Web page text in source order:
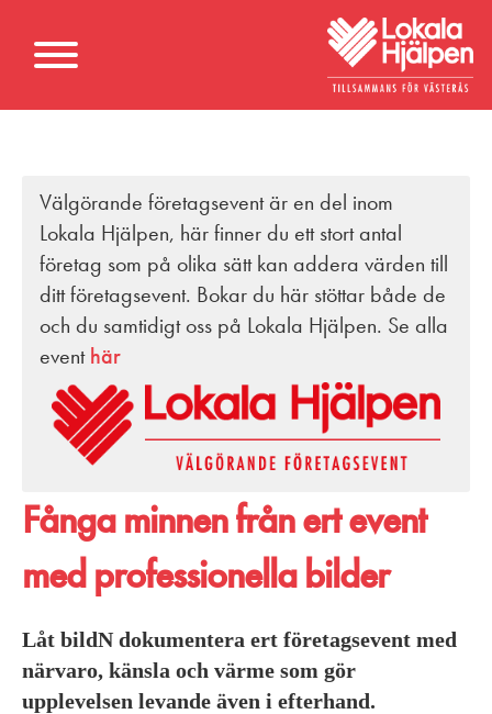
Välgörande företagsevent är en del inom
Lokala Hjälpen, här finner du ett stort antal
företag som på olika sätt kan addera värden till
ditt företagsevent. Bokar du här stöttar både de
och du samtidigt oss på Lokala Hjälpen. Se alla
event här
Fånga minnen från ert event
med professionella bilder
Låt bildN dokumentera ert företagsevent med
närvaro, känsla och värme som gör
upplevelsen levande även i efterhand.